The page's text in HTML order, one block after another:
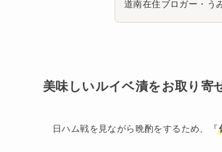
道南在住ブロガー・う
美味しいルイベ漬をお取り寄
日ハム戦を見ながら晩酌をするため、『